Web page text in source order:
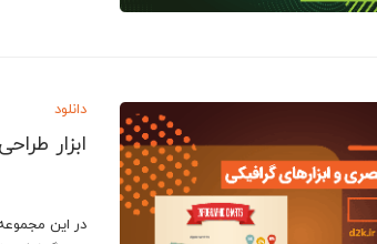
دانلود
ابزار
در این